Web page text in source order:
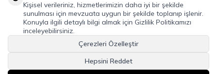
Kişisel verileriniz, hizmetlerimizin daha iyi bir şekilde
sunulması için mevzuata uygun bir şekilde toplanıp işlenir.
Konuyla ilgili detaylı bilgi almak için Gizlilik Politikamızı
inceleyebilirsiniz.
Çerezleri Özelleştir
Hepsini Reddet